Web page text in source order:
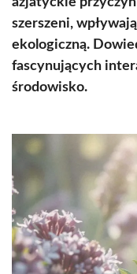
szerszeni,
ekologiczną.
fascynujących
środowisko.